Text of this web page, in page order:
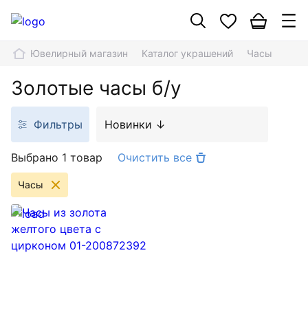
Ювелирный магазин Каталог украшений Часы
Золотые часы б/у
Выбрано 1 товар Очистить все
Часы
Фильтры Новинки ↓